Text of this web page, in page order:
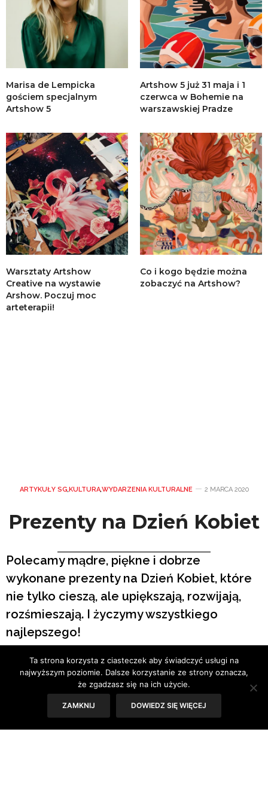
Marisa de Lempicka
gościem specjalnym
Artshow 5
Artshow 5 już 31 maja i 1
czerwca w Bohemie na
warszawskiej Pradze
Warsztaty Artshow
Creative na wystawie
Arshow. Poczuj moc
arteterapii!
Co i kogo będzie można
zobaczyć na Artshow?
ARTYKUŁY SG,KULTURA,WYDARZENIA KULTURALNE 2 MARCA 2020
Prezenty na Dzień Kobiet
Polecamy mądre, piękne i dobrze
wykonane prezenty na Dzień Kobiet, które
nie tylko cieszą, ale upiększają, rozwijają,
rozśmieszają. I życzymy wszystkiego
najlepszego!
Tekst: Joanna Zaguła
Ta strona korzysta z ciasteczek aby świadczyć usługi na
najwyższym poziomie. Dalsze korzystanie ze strony oznacza,
że zgadzasz się na ich użycie.
ZAMKNIJ DOWIEDZ SIĘ WIĘCEJ